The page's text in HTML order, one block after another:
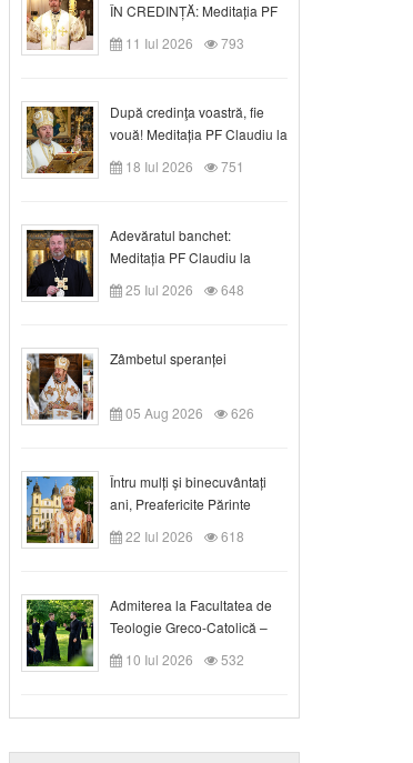
ÎN CREDINȚĂ: Meditația PF
Claudiu la Duminica a VI-a
după Rusalii
11 Iul 2026 793
După credinţa voastră, fie
vouă! Meditația PF Claudiu la
duminica a VII-a după Rusalii
18 Iul 2026 751
Adevăratul banchet:
Meditația PF Claudiu la
Duminica a VIII-a după
Rusalii
25 Iul 2026 648
Zâmbetul speranței
05 Aug 2026 626
Întru mulți și binecuvântați
ani, Preafericite Părinte
Claudiu!
22 Iul 2026 618
Admiterea la Facultatea de
Teologie Greco-Catolică –
Departamentul Blaj în anul
universitar 2026/2027
10 Iul 2026 532